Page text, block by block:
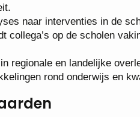
naar interventies in de
collega’s op de scholen
regionale en landelijke
rond onderwijs en